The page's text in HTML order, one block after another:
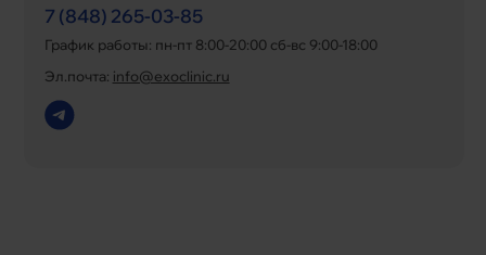
7 (848) 265-03-85
График работы: пн-пт 8:00-20:00 сб-вс 9:00-18:00
Эл.почта: info@exoclinic.ru